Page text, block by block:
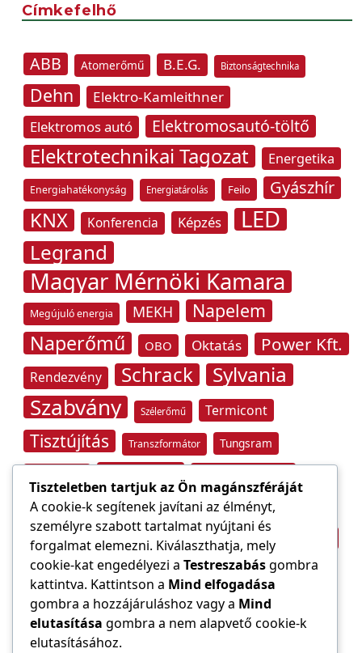
Címkefelhő
ABB Atomerőmű B.E.G. Biztonságtechnika
Dehn
Elektro-Kamleithner
Elektromos autó
Elektromosautó-töltő
Elektrotechnikai Tagozat Energetika
Energiahatékonyság Energiatárolás Feilo Gyászhír
KNX Konferencia Képzés LED
Legrand
Magyar Mérnöki Kamara
Megújuló energia MEKH Napelem
Naperőmű OBO Oktatás Power Kft.
Rendezvény Schrack Sylvania
Szabvány Szélerőmű Termicont
Tisztújítás Transzformátor Tungsram
Villámvédelem
Világítástechnika Áramfogyasztás
Áramszolgáltató Építőipar átviteli hálózat
Tiszteletben tartjuk az Ön magánszféráját
A cookie-k segítenek javítani az élményt,
személyre szabott tartalmat nyújtani és
forgalmat elemezni. Kiválaszthatja, mely
cookie-kat engedélyezi a Testreszabásgombra
kattintva. Kattintson a Mind elfogadása
gombra a hozzájáruláshoz vagy a Mind
elutasítása gombra a nem alapvető cookie-k
elutasításához.